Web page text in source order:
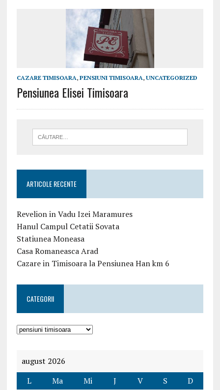
CAZARE TIMISOARA, PENSIUNI TIMISOARA, UNCATEGORIZED
Pensiunea Elisei Timisoara
ARTICOLE RECENTE
Revelion in Vadu Izei Maramures
Hanul Campul Cetatii Sovata
Statiunea Moneasa
Casa Romaneasca Arad
Cazare in Timisoara la Pensiunea Han km 6
CATEGORII
august 2026
L
Ma Mi J V S D